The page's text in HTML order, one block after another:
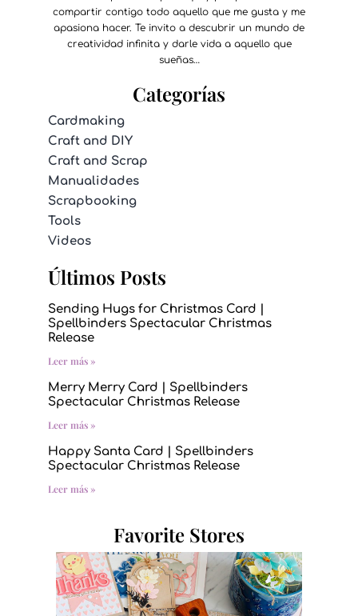
compartir contigo todo aquello que me gusta y me
apasiona hacer. Te invito a descubrir un mundo de
creatividad infinita y darle vida a aquello que
sueñas…
Categorías
Cardmaking
Craft and DIY
Craft and Scrap
Manualidades
Scrapbooking
Tools
Videos
Últimos Posts
Sending Hugs for Christmas Card |
Spellbinders Spectacular Christmas
Release
Leer más »
Merry Merry Card | Spellbinders
Spectacular Christmas Release
Leer más »
Happy Santa Card | Spellbinders
Spectacular Christmas Release
Leer más »
Favorite Stores